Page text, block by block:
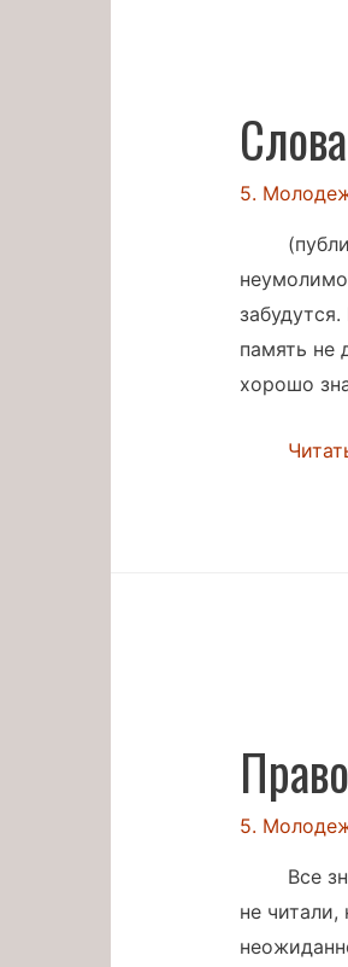
5.
память не
хорошо
5.
Все
не